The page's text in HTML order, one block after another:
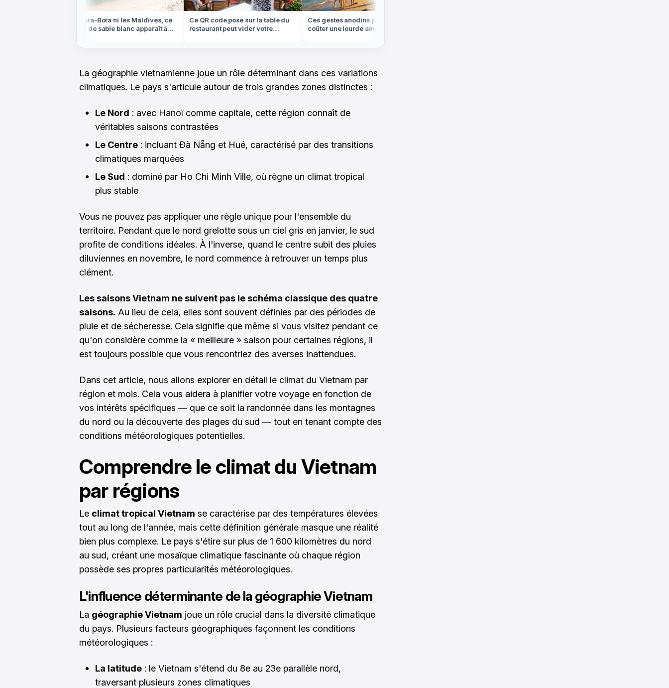
Ni Bora-Bora ni les Maldives, ce
banc de sable blanc apparaît à
Ce QR code posé sur la table du
restaurant peut vider votre
Ces gestes anodins peuvent vous
coûter une lourde amende à
La géographie vietnamienne joue un rôle déterminant dans ces variations
climatiques. Le pays s'articule autour de trois grandes zones distinctes :
Le Nord : avec Hanoï comme capitale, cette région connaît de
véritables saisons contrastées
Le Centre : incluant Đà Nẵng et Hué, caractérisé par des transitions
climatiques marquées
Le Sud : dominé par Ho Chi Minh Ville, où règne un climat tropical
plus stable
Vous ne pouvez pas appliquer une règle unique pour l'ensemble du
territoire. Pendant que le nord grelotte sous un ciel gris en janvier, le sud
profite de conditions idéales. À l'inverse, quand le centre subit des pluies
diluviennes en novembre, le nord commence à retrouver un temps plus
clément.
Les saisons Vietnam ne suivent pas le schéma classique des quatre
saisons. Au lieu de cela, elles sont souvent définies par des périodes de
pluie et de sécheresse. Cela signifie que même si vous visitez pendant ce
qu'on considère comme la « meilleure » saison pour certaines régions, il
est toujours possible que vous rencontriez des averses inattendues.
Dans cet article, nous allons explorer en détail le climat du Vietnam par
région et mois. Cela vous aidera à planifier votre voyage en fonction de
vos intérêts spécifiques — que ce soit la randonnée dans les montagnes
du nord ou la découverte des plages du sud — tout en tenant compte des
conditions météorologiques potentielles.
Comprendre le climat du Vietnam
par régions
Le climat tropical Vietnam se caractérise par des températures élevées
tout au long de l'année, mais cette définition générale masque une réalité
bien plus complexe. Le pays s'étire sur plus de 1 600 kilomètres du nord
au sud, créant une mosaïque climatique fascinante où chaque région
possède ses propres particularités météorologiques.
L'influence déterminante de la géographie Vietnam
La géographie Vietnam joue un rôle crucial dans la diversité climatique
du pays. Plusieurs facteurs géographiques façonnent les conditions
météorologiques :
La latitude : le Vietnam s'étend du 8e au 23e parallèle nord,
traversant plusieurs zones climatiques